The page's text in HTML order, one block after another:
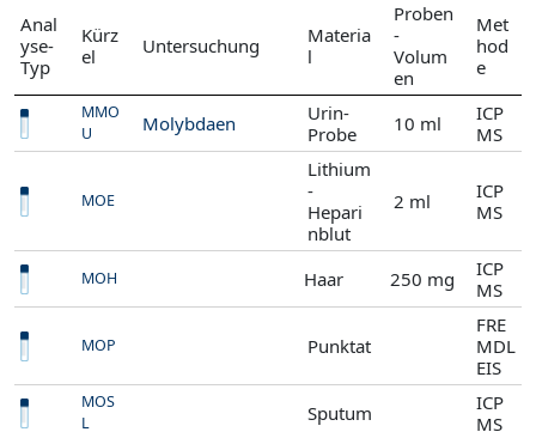
Anal
yse-
Typ
Kürz
el
Untersuchung
Materia
l
Proben
-
Volum
en
Met
hod
e
MMO
U
Molybdaen
Urin-
Probe
10 ml
ICP
MS
MOE
Lithium
-
Hepari
nblut
2 ml
ICP
MS
MOH Haar 250 mg
ICP
MS
MOP Punktat
FRE
MDL
EIS
MOS
L
Sputum
ICP
MS